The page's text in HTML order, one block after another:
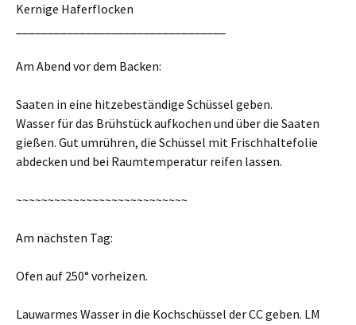
Kernige Haferflocken
Am Abend vor dem Backen:
Saaten in eine hitzebeständige Schüssel geben.
Wasser für das Brühstück aufkochen und über die Saaten
gießen. Gut umrühren, die Schüssel mit Frischhaltefolie
abdecken und bei Raumtemperatur reifen lassen.
~~~~~~~~~~~~~~~~~~~~~~~~~~~
Am nächsten Tag:
Ofen auf 250° vorheizen.
Lauwarmes Wasser in die Kochschüssel der CC geben. LM